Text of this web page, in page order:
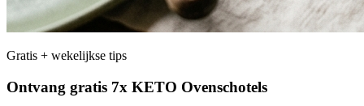
Gratis + wekelijkse tips
Ontvang gratis 7x KETO Ovenschotels